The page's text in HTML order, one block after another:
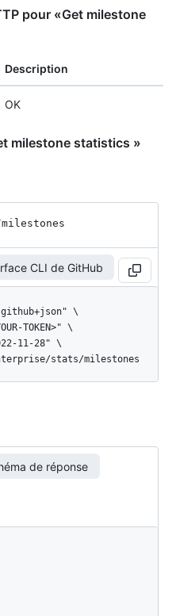
pour «Get milestone
Description
OK
milestone statistics »
CLI de GitHub
stats/milestones
de réponse